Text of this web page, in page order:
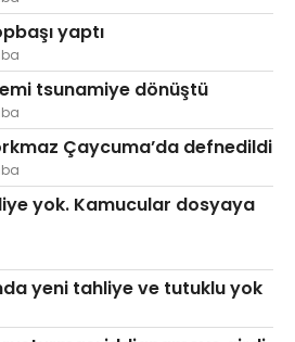
yaptı
tsunamiye dönüştü
Çaycuma’da defnedildi
yok. Kamucular dosyaya
yeni tahliye ve tutuklu yok